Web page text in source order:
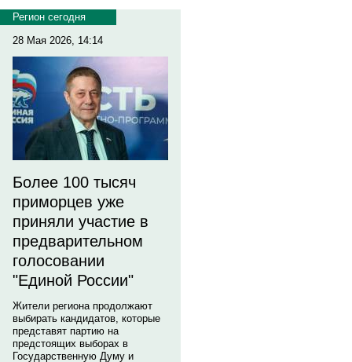
Регион сегодня
28 Мая 2026, 14:14
Более 100 тысяч
приморцев уже
приняли участие в
предварительном
голосовании
"Единой России"
Жители региона продолжают
выбирать кандидатов, которые
представят партию на
предстоящих выборах в
Государственную Думу и